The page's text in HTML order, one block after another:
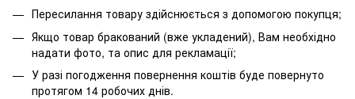
Пересилання товару здійснюється з допомогою покупця;
Якщо товар бракований (вже укладений), Вам необхідно
надати фото, та опис для рекламації;
У разі погодження повернення коштів буде повернуто
протягом 14 робочих днів.